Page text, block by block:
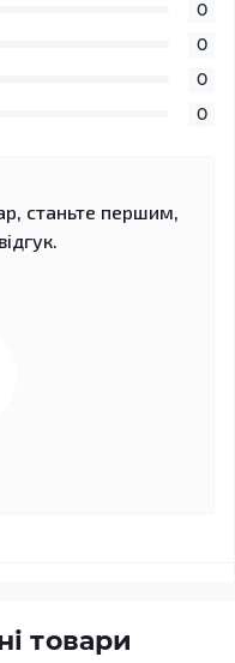
0
0
0
0
станьте першим,
товари